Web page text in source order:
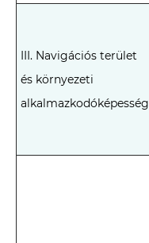
III. Navigációs terület
és környezeti
alkalmazkodóképesség